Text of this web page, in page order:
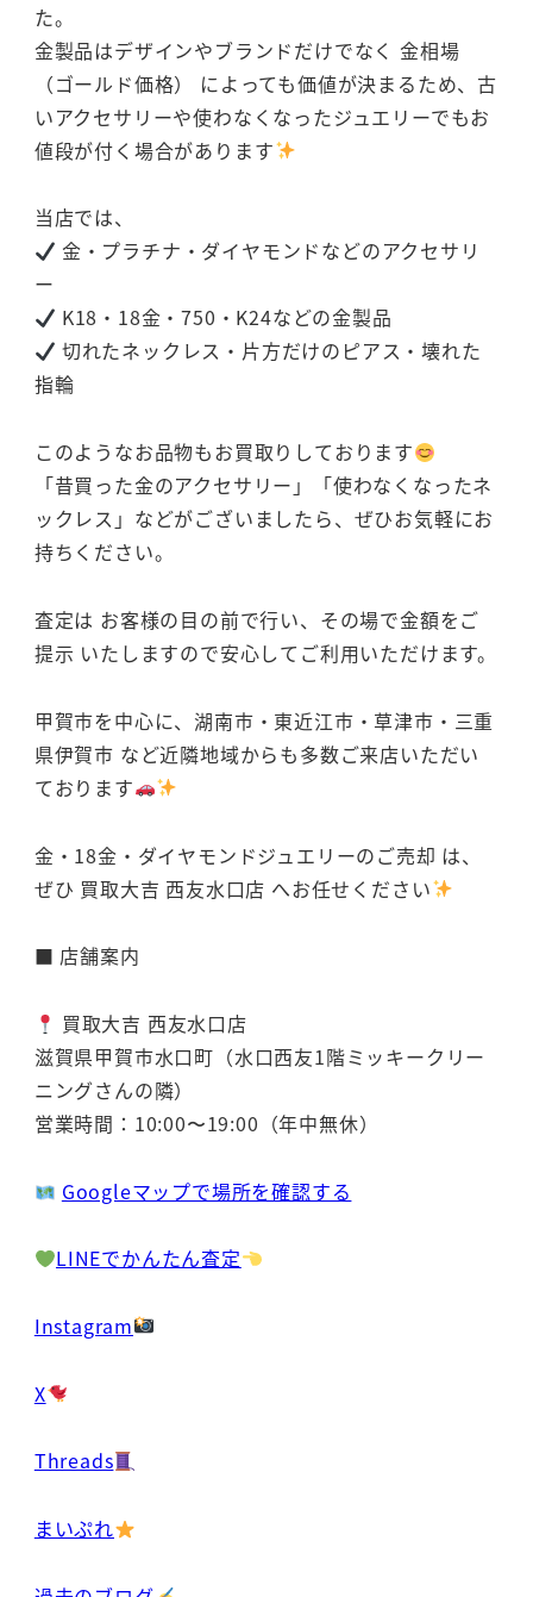
た。
金製品はデザインやブランドだけでなく 金相場
（ゴールド価格） によっても価値が決まるため、古
いアクセサリーや使わなくなったジュエリーでもお
値段が付く場合があります
当店では、
金・プラチナ・ダイヤモンドなどのアクセサリ
ー
K18・18金・750・K24などの金製品
切れたネックレス・片方だけのピアス・壊れた
指輪
このようなお品物もお買取りしております
「昔買った金のアクセサリー」「使わなくなったネ
ックレス」などがございましたら、ぜひお気軽にお
持ちください。
査定は お客様の目の前で行い、その場で金額をご
提示 いたしますので安心してご利用いただけます。
甲賀市を中心に、湖南市・東近江市・草津市・三重
県伊賀市 など近隣地域からも多数ご来店いただい
ております
金・18金・ダイヤモンドジュエリーのご売却 は、
ぜひ 買取大吉 西友水口店 へお任せください
■ 店舗案内
買取大吉 西友水口店
滋賀県甲賀市水口町（水口西友1階ミッキークリー
ニングさんの隣）
営業時間：10:00〜19:00（年中無休）
Googleマップで場所を確認する
LINEでかんたん査定
Instagram
X
Threads
まいぷれ